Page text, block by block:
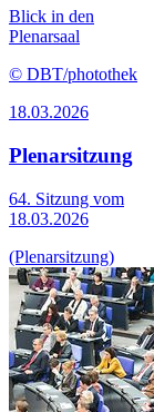
Blick in den
Plenarsaal
© DBT/photothek
18.03.2026
Plenarsitzung
64. Sitzung vom
18.03.2026
(Plenarsitzung)